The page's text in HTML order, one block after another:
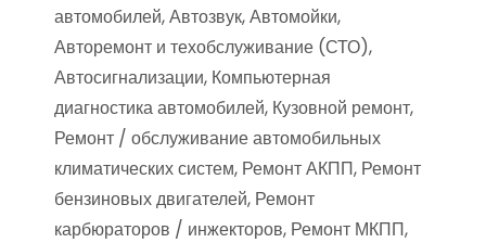
автомобилей, Автозвук, Автомойки,
Авторемонт и техобслуживание (СТО),
Автосигнализации, Компьютерная
диагностика автомобилей, Кузовной ремонт,
Ремонт / обслуживание автомобильных
климатических систем, Ремонт АКПП, Ремонт
бензиновых двигателей, Ремонт
карбюраторов / инжекторов, Ремонт МКПП,